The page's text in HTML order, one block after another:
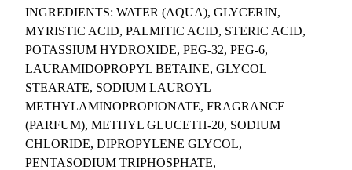
o
s
v
e
i
d
u
i
1
INGREDIENTS: WATER (AQUA), GLYCERIN,
MYRISTIC ACID, PALMITIC ACID, STERIC ACID,
POTASSIUM HYDROXIDE, PEG-32, PEG-6,
LAURAMIDOPROPYL BETAINE, GLYCOL
STEARATE, SODIUM LAUROYL
METHYLAMINOPROPIONATE, FRAGRANCE
(PARFUM), METHYL GLUCETH-20, SODIUM
CHLORIDE, DIPROPYLENE GLYCOL,
PENTASODIUM TRIPHOSPHATE,